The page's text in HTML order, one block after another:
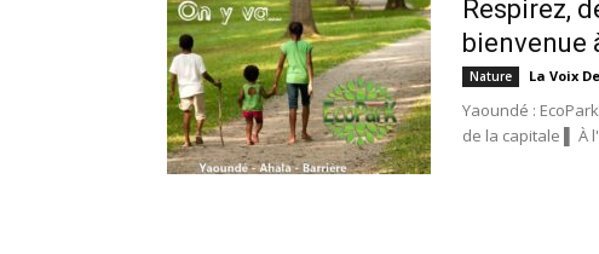
Respirez,
bienvenue
Nature La Voix
Yaoundé :
de la capitale ▌ À